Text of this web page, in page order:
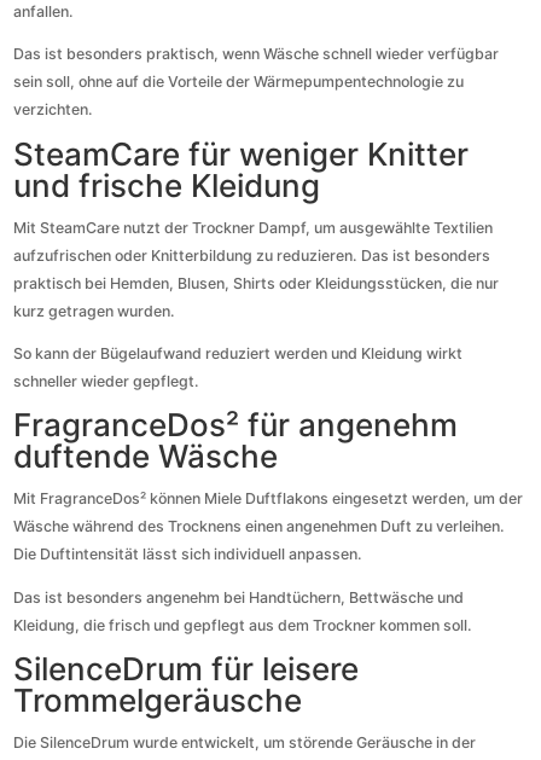
anfallen.
Das ist besonders praktisch, wenn Wäsche schnell wieder verfügbar
sein soll, ohne auf die Vorteile der Wärmepumpentechnologie zu
verzichten.
SteamCare für weniger Knitter
und frische Kleidung
Mit SteamCare nutzt der Trockner Dampf, um ausgewählte Textilien
aufzufrischen oder Knitterbildung zu reduzieren. Das ist besonders
praktisch bei Hemden, Blusen, Shirts oder Kleidungsstücken, die nur
kurz getragen wurden.
So kann der Bügelaufwand reduziert werden und Kleidung wirkt
schneller wieder gepflegt.
FragranceDos² für angenehm
duftende Wäsche
Mit FragranceDos² können Miele Duftflakons eingesetzt werden, um der
Wäsche während des Trocknens einen angenehmen Duft zu verleihen.
Die Duftintensität lässt sich individuell anpassen.
Das ist besonders angenehm bei Handtüchern, Bettwäsche und
Kleidung, die frisch und gepflegt aus dem Trockner kommen soll.
SilenceDrum für leisere
Trommelgeräusche
Die SilenceDrum wurde entwickelt, um störende Geräusche in der